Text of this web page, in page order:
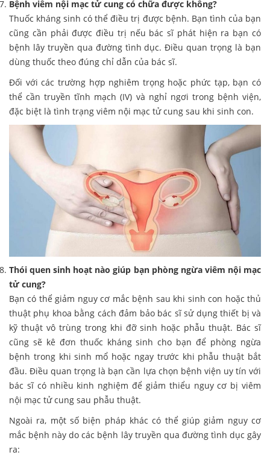
Bệnh viêm nội mạc tử cung có chữa được không?
Thuốc kháng sinh có thể điều trị được bệnh. Bạn tình của bạn
cũng cần phải được điều trị nếu bác sĩ phát hiện ra bạn có
bệnh lây truyền qua đường tình dục. Điều quan trọng là bạn
dùng thuốc theo đúng chỉ dẫn của bác sĩ.
Đối với các trường hợp nghiêm trọng hoặc phức tạp, bạn có
thể cần truyền tĩnh mạch (IV) và nghỉ ngơi trong bệnh viện,
đặc biệt là tình trạng viêm nội mạc tử cung sau khi sinh con.
Thói quen sinh hoạt nào giúp bạn phòng ngừa viêm nội mạc
tử cung?
Bạn có thể giảm nguy cơ mắc bệnh sau khi sinh con hoặc thủ
thuật phụ khoa bằng cách đảm bảo bác sĩ sử dụng thiết bị và
kỹ thuật vô trùng trong khi đỡ sinh hoặc phẫu thuật. Bác sĩ
cũng sẽ kê đơn thuốc kháng sinh cho bạn để phòng ngừa
bệnh trong khi sinh mổ hoặc ngay trước khi phẫu thuật bắt
đầu. Điều quan trọng là bạn cần lựa chọn bệnh viện uy tín với
bác sĩ có nhiều kinh nghiệm để giảm thiểu nguy cơ bị viêm
nội mạc tử cung sau phẫu thuật.
Ngoài ra, một số biện pháp khác có thể giúp giảm nguy cơ
mắc bệnh này do các bệnh lây truyền qua đường tình dục gây
ra: